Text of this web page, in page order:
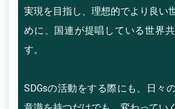
実現を目指し、理想的でより良い
めに、国連が提唱している世界
す。
SDGsの活動をする際にも、日々